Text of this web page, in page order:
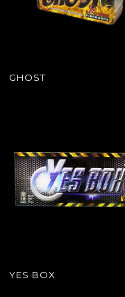
GHOST
YES BOX